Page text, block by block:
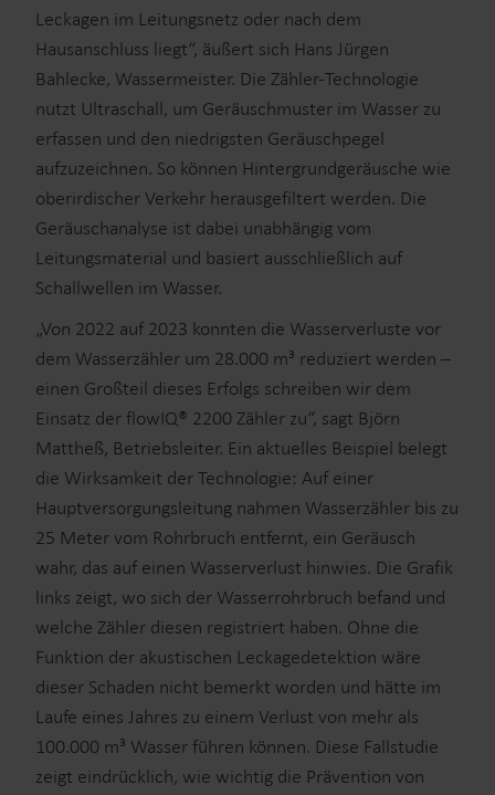
Unsere Lösungen
Unser Engagement für eine nachhaltigere Zukunft
motiviert uns, Lösungen zu schaffen, die es unseren
Kunden ermöglichen, Wasserverluste zu minimieren,
Versorgungsunternehmen zu unterstützen, die
Energieeffizienz zu maximieren und die Elektrifizierung
effektiv zu managen.
Lösungen im Wasserbereich
Lösungen im Wärmebereich
Leckagen im Leitungsnetz oder nach dem
Hausanschluss liegt“, äußert sich Hans Jürgen
Bahlecke, Wassermeister. Die Zähler-Technologie
nutzt Ultraschall, um Geräuschmuster im Wasser zu
erfassen und den niedrigsten Geräuschpegel
aufzuzeichnen. So können Hintergrundgeräusche wie
oberirdischer Verkehr herausgefiltert werden. Die
Geräuschanalyse ist dabei unabhängig vom
Leitungsmaterial und basiert ausschließlich auf
Schallwellen im Wasser.
„Von 2022 auf 2023 konnten die Wasserverluste vor
dem Wasserzähler um 28.000 m³ reduziert werden –
einen Großteil dieses Erfolgs schreiben wir dem
Einsatz der flowIQ® 2200 Zähler zu“, sagt Björn
Mattheß, Betriebsleiter. Ein aktuelles Beispiel belegt
die Wirksamkeit der Technologie: Auf einer
Hauptversorgungsleitung nahmen Wasserzähler bis zu
25 Meter vom Rohrbruch entfernt, ein Geräusch
wahr, das auf einen Wasserverlust hinwies. Die Grafik
links zeigt, wo sich der Wasserrohrbruch befand und
welche Zähler diesen registriert haben. Ohne die
Funktion der akustischen Leckagedetektion wäre
dieser Schaden nicht bemerkt worden und hätte im
Laufe eines Jahres zu einem Verlust von mehr als
100.000 m³ Wasser führen können. Diese Fallstudie
zeigt eindrücklich, wie wichtig die Prävention von